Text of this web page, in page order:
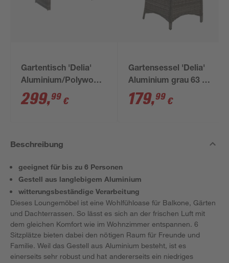
Gartentisch 'Delia'
Aluminium/Polywood
94 x 74 x 210 cm
299,99 €
Gartensessel 'Delia'
Aluminium grau 63 x
99 x 79 cm
179,99 €
Beschreibung
geeignet für bis zu 6 Personen
Gestell aus langlebigem Aluminium
witterungsbeständige Verarbeitung
Dieses Loungemöbel ist eine Wohlfühloase für Balkone, Gärten
und Dachterrassen. So lässt es sich an der frischen Luft mit
dem gleichen Komfort wie im Wohnzimmer entspannen. 6
Sitzplätze bieten dabei den nötigen Raum für Freunde und
Familie. Weil das Gestell aus Aluminium besteht, ist es
einerseits sehr robust und hat andererseits ein niedriges